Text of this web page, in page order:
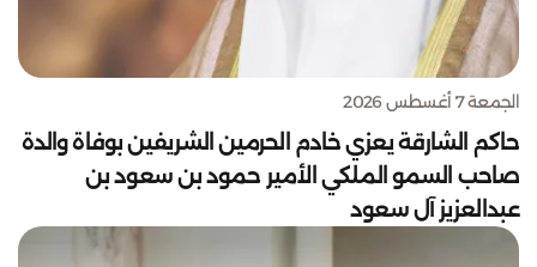
الجمعة 7 أغسطس 2026
حاكم الشارقة يعزي خادم الحرمين الشريفين بوفاة والدة
صاحب السمو الملكي الأمير حمود بن سعود بن
عبدالعزيز آل سعود